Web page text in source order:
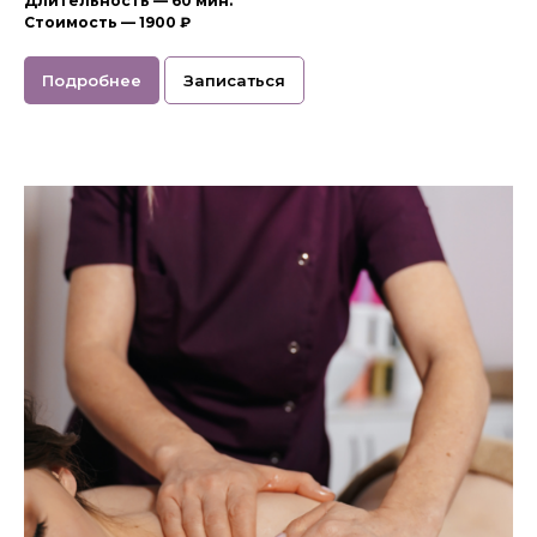
Стоимость — 1900 ₽
Подробнее Записаться